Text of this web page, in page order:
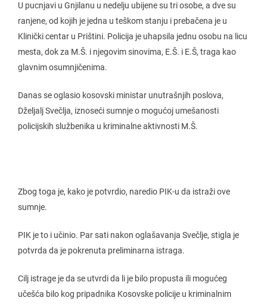
U pucnjavi u Gnjilanu u nedelju ubijene su tri osobe, a dve su
ranjene, od kojih je jedna u teškom stanju i prebačena je u
Klinički centar u Prištini. Policija je uhapsila jednu osobu na licu
mesta, dok za M.Š. i njegovim sinovima, E.Š. i E.Š, traga kao
glavnim osumnjičenima.
Danas se oglasio kosovski ministar unutrašnjih poslova,
Dželjalj Svečlja, iznoseći sumnje o mogućoj umešanosti
policijskih službenika u kriminalne aktivnosti M.Š.
Zbog toga je, kako je potvrdio, naredio PIK-u da istraži ove
sumnje.
PIK je to i učinio. Par sati nakon oglašavanja Svečlje, stigla je
potvrda da je pokrenuta preliminarna istraga.
Cilj istrage je da se utvrdi da li je bilo propusta ili mogućeg
učešća bilo kog pripadnika Kosovske policije u kriminalnim